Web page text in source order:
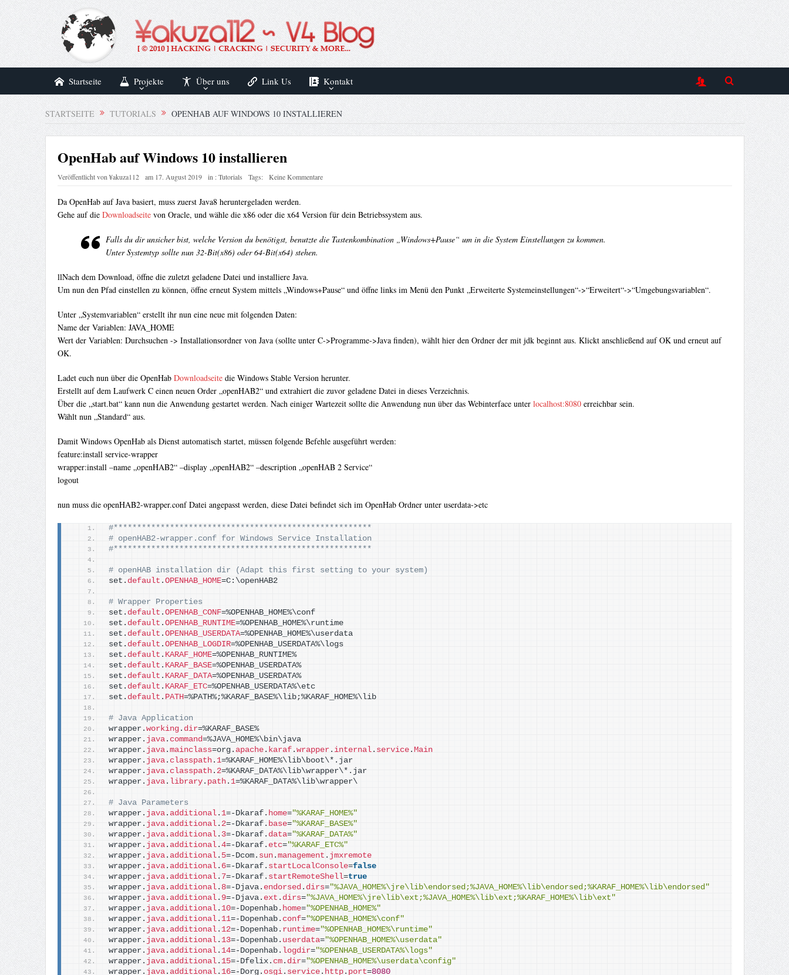
Startseite Projekte Über uns Link Us Kontakt
STARTSEITE TUTORIALS OPENHAB AUF WINDOWS 10 INSTALLIEREN
OpenHab auf Windows 10 installieren
Veröffentlicht von¥akuza112 am 17. August 2019 in :Tutorials Tags: Keine Kommentare
Da OpenHab auf Java basiert, muss zuerst Java8 heruntergeladen werden.
Gehe auf die Downloadseitevon Oracle, und wähle die x86 oder die x64 Version für dein Betriebssystem aus.
Falls du dir unsicher bist, welche Version du benötigst, benutzte die Tastenkombination „Windows+Pause“ um in die System Einstellungen zu kommen.
Unter Systemtyp sollte nun 32-Bit(x86) oder 64-Bit(x64) stehen.
llNach dem Download, öffne die zuletzt geladene Datei und installiere Java.
Um nun den Pfad einstellen zu können, öffne erneut System mittels „Windows+Pause“ und öffne links im Menü den Punkt „Erweiterte Systemeinstellungen“->“Erweitert“->“Umgebungsvariablen“.
Unter „Systemvariablen“ erstellt ihr nun eine neue mit folgenden Daten:
Name der Variablen: JAVA_HOME
Wert der Variablen: Durchsuchen -> Installationsordner von Java (sollte unter C->Programme->Java finden), wählt hier den Ordner der mit jdk beginnt aus. Klickt anschließend auf OK und erneut auf
OK.
Ladet euch nun über die OpenHab Downloadseitedie Windows Stable Version herunter.
Erstellt auf dem Laufwerk C einen neuen Order „openHAB2“ und extrahiert die zuvor geladene Datei in dieses Verzeichnis.
Über die „start.bat“ kann nun die Anwendung gestartet werden. Nach einiger Wartezeit sollte die Anwendung nun über das Webinterface unter localhost:8080erreichbar sein.
Wählt nun „Standard“ aus.
Damit Windows OpenHab als Dienst automatisch startet, müssen folgende Befehle ausgeführt werden:
feature:install service-wrapper
wrapper:install –name „openHAB2“ –display „openHAB2“ –description „openHAB 2 Service“
logout
nun muss die openHAB2-wrapper.conf Datei angepasst werden, diese Datei befindet sich im OpenHab Ordner unter userdata->etc
#*******************************************************
# openHAB2-wrapper.conf for Windows Service Installation
#*******************************************************
# openHAB installation dir (Adapt this first setting to your system)
set. default . OPENHAB_HOME=C:\openHAB2
# Wrapper Properties
set. default . OPENHAB_CONF=%OPENHAB_HOME%\conf
set. default . OPENHAB_RUNTIME=%OPENHAB_HOME%\runtime
set. default . OPENHAB_USERDATA=%OPENHAB_HOME%\userdata
set. default . OPENHAB_LOGDIR=%OPENHAB_USERDATA%\logs
set. default . KARAF_HOME=%OPENHAB_RUNTIME%
set. default . KARAF_BASE=%OPENHAB_USERDATA%
set. default . KARAF_DATA=%OPENHAB_USERDATA%
set. default . KARAF_ETC=%OPENHAB_USERDATA%\etc
set. default . PATH=%PATH%;%KARAF_BASE%\lib;%KARAF_HOME%\lib
# Java Application
wrapper. working. dir=%KARAF_BASE%
wrapper. java. command=%JAVA_HOME%\bin\java
wrapper. java. mainclass=org. apache. karaf. wrapper. internal. service. Main
wrapper. java. classpath. 1=%KARAF_HOME%\lib\boot\*.jar
wrapper. java. classpath. 2=%KARAF_DATA%\lib\wrapper\*.jar
wrapper. java. library. path. 1=%KARAF_DATA%\lib\wrapper\
# Java Parameters
wrapper. java. additional. 1=-Dkaraf. home="%KARAF_HOME%"
wrapper. java. additional. 2=-Dkaraf. base="%KARAF_BASE%"
wrapper. java. additional. 3=-Dkaraf. data="%KARAF_DATA%"
wrapper. java. additional. 4=-Dkaraf. etc="%KARAF_ETC%"
wrapper. java. additional. 5=-Dcom. sun. management . jmxremote
wrapper. java. additional. 6=-Dkaraf. startLocalConsole=false
wrapper. java. additional. 7=-Dkaraf. startRemoteShell=true
wrapper. java. additional. 8=-Djava. endorsed. dirs="%JAVA_HOME%\jre\lib\endorsed;%JAVA_HOME%\lib\endorsed;%KARAF_HOME%\lib\endorsed"
wrapper. java. additional. 9=-Djava. ext . dirs="%JAVA_HOME%\jre\lib\ext;%JAVA_HOME%\lib\ext;%KARAF_HOME%\lib\ext"
wrapper. java. additional. 10=-Dopenhab. home="%OPENHAB_HOME%"
wrapper. java. additional. 11=-Dopenhab. conf="%OPENHAB_HOME%\conf"
wrapper. java. additional. 12=-Dopenhab. runtime="%OPENHAB_HOME%\runtime"
wrapper. java. additional. 13=-Dopenhab. userdata="%OPENHAB_HOME%\userdata"
wrapper. java. additional. 14=-Dopenhab. logdir="%OPENHAB_USERDATA%\logs"
wrapper. java. additional. 15=-Dfelix. cm. dir="%OPENHAB_HOME%\userdata\config"
wrapper. java. additional. 16=-Dorg. osgi. service. http. port=8080